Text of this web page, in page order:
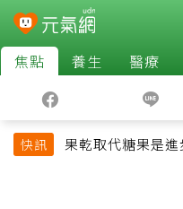
焦點 養生 醫療
快訊
果乾取代糖果是